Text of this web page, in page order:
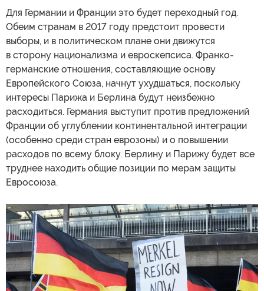
Для Германии и Франции это будет переходный год.
Обеим странам в 2017 году предстоит провести
выборы, и в политическом плане они движутся
в сторону национализма и евроскепсиса. Франко-
германские отношения, составляющие основу
Европейского Союза, начнут ухудшаться, поскольку
интересы Парижа и Берлина будут неизбежно
расходиться. Германия выступит против предложений
Франции об углублении континентальной интеграции
(особенно среди стран еврозоны) и о повышении
расходов по всему блоку. Берлину и Парижу будет все
труднее находить общие позиции по мерам защиты
Евросоюза.